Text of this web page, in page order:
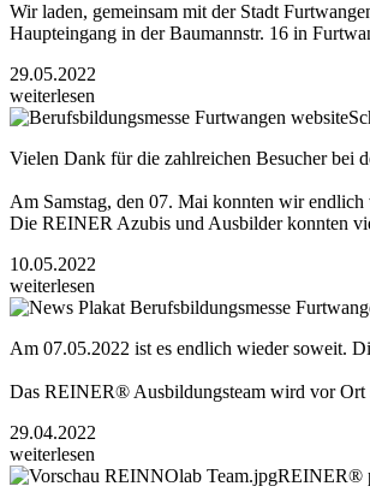
Wir laden, gemeinsam mit der Stadt
Haupteingang in der Baumannstr. 16 in
29.05.2022
weiterlesen
Vielen Dank für die zahlreichen Besucher bei
Am Samstag, den 07. Mai konnten wir
Die REINER Azubis und Ausbilder konnten
10.05.2022
weiterlesen
Am 07.05.2022 ist es endlich wieder soweit.
Das REINER® Ausbildungsteam wird vor Ort
29.04.2022
weiterlesen
REINER®